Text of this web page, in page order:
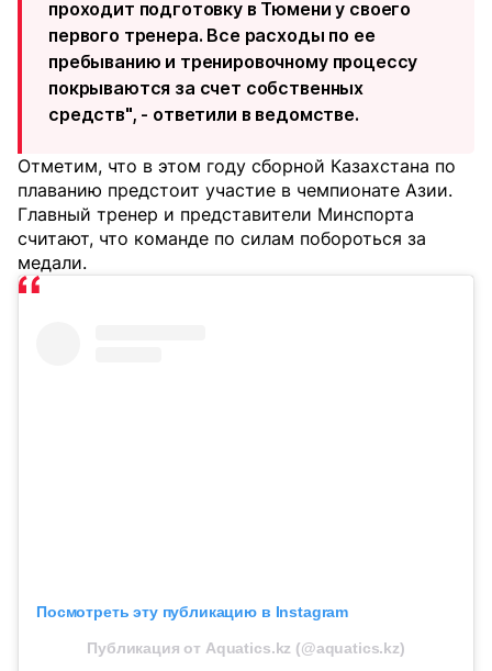
проходит подготовку в Тюмени у своего
первого тренера. Все расходы по ее
пребыванию и тренировочному процессу
покрываются за счет собственных
средств", - ответили в ведомстве.
Отметим, что в этом году сборной Казахстана по
плаванию предстоит участие в чемпионате Азии.
Главный тренер и представители Минспорта
считают, что команде по силам побороться за
медали.
Посмотреть эту публикацию в Instagram
Публикация от Aquatics.kz (@aquatics.kz)